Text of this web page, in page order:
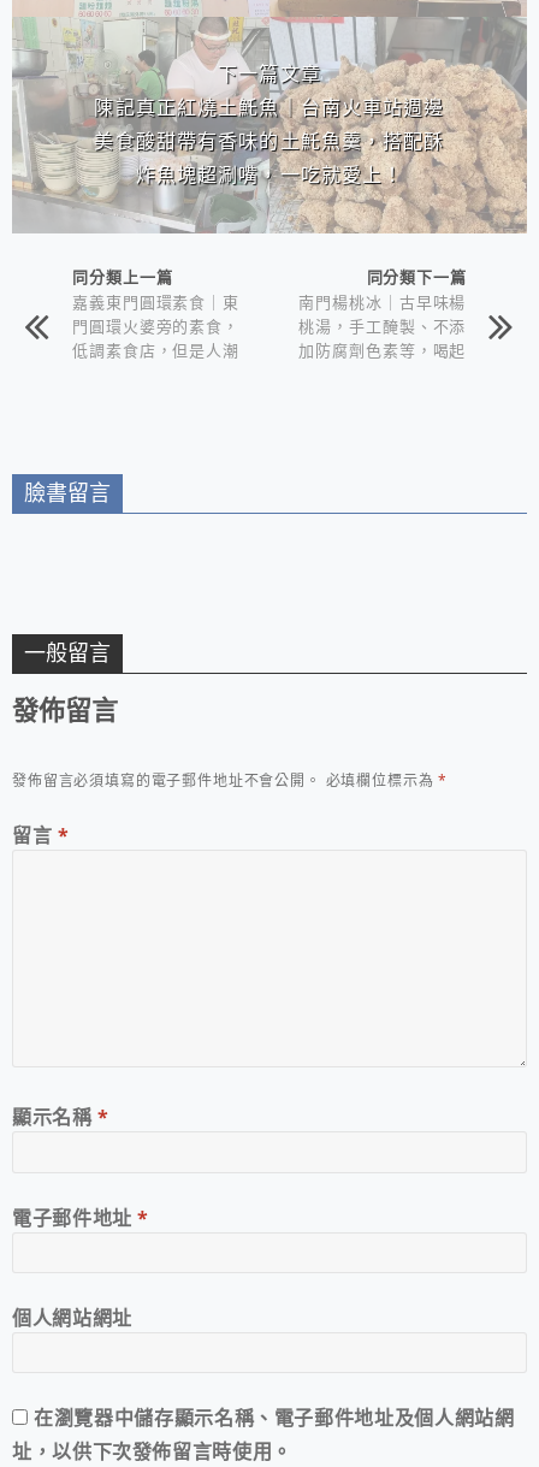
下一篇文章
陳記真正紅燒土魠魚｜台南火車站週邊
美食酸甜帶有香味的土魠魚羹，搭配酥
炸魚塊超涮嘴，一吃就愛上！
同分類上一篇
嘉義東門圓環素食｜東
門圓環火婆旁的素食，
低調素食店，但是人潮
同分類下一篇
南門楊桃冰｜古早味楊
桃湯，手工醃製、不添
加防腐劑色素等，喝起
臉書留言
一般留言
發佈留言
發佈留言必須填寫的電子郵件地址不會公開。 必填欄位標示為*
留言 *
顯示名稱*
電子郵件地址*
個人網站網址
在瀏覽器中儲存顯示名稱、電子郵件地址及個人網站網
址，以供下次發佈留言時使用。